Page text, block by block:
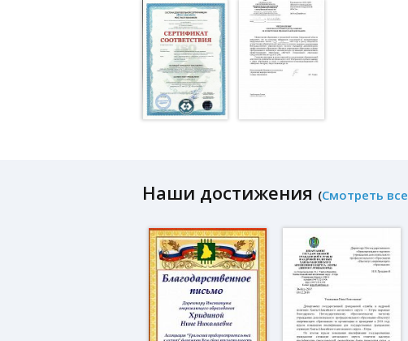
Наши достижения (Смотреть все